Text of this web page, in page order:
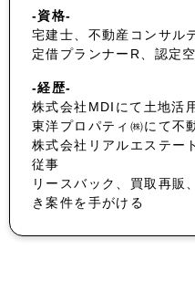
-資格-
宅建士、不動産コンサル
定借プランナーR、認定
-経歴-
株式会社MDIにて土地活
東洋プロパティ㈱にて不
株式会社リアルエステー
従事
リースバック、買取再販
き案件を手がける